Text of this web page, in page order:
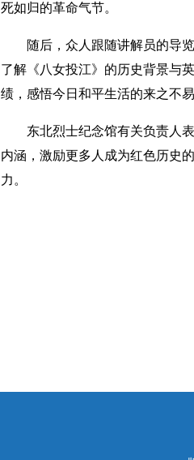
死如归的革命气节。
随后，众人跟随讲解员的导
了解《八女投江》的历史背景与
绩，感悟今日和平生活的来之不易
东北烈士纪念馆有关负责人
内涵，激励更多人成为红色历史
力。